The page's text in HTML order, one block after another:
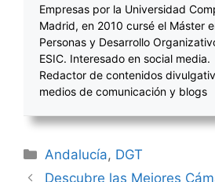
Empresas por la Universidad
Madrid, en 2010 cursé el Máster
Personas y Desarrollo
ESIC. Interesado en social media.
Redactor de contenidos
medios de comunicación y blogs
Categorías
Andalucía, DGT
Navegación
Descubre las Mejores